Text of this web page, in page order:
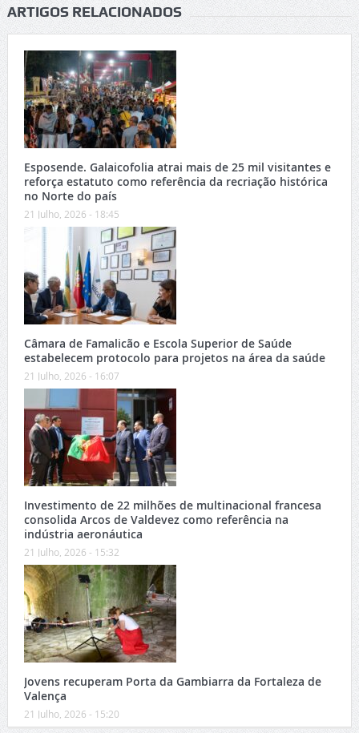
ARTIGOS RELACIONADOS
Esposende. Galaicofolia atrai mais de 25 mil visitantes e
reforça estatuto como referência da recriação histórica
no Norte do país
21 Julho, 2026 - 18:45
Câmara de Famalicão e Escola Superior de Saúde
estabelecem protocolo para projetos na área da saúde
21 Julho, 2026 - 16:07
Investimento de 22 milhões de multinacional francesa
consolida Arcos de Valdevez como referência na
indústria aeronáutica
21 Julho, 2026 - 15:32
Jovens recuperam Porta da Gambiarra da Fortaleza de
Valença
21 Julho, 2026 - 15:20